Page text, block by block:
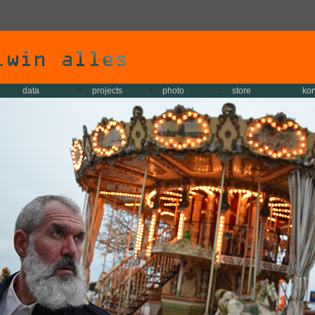
data projects photo store